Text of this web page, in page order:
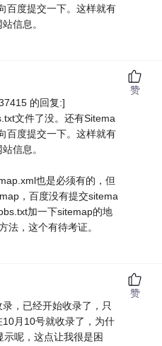
百度提交一下。这样就有
信息。
的回复:]
文件了没。还有Sitema
百度提交一下。这样就有
信息。
也是必须有的，但
，百度没有提交sitema
加一下sitemap的地
法，这个有待考证。
赞
，已经开始收录了，只
月10号就收录了，为什
呢，这点让我很是困
赞